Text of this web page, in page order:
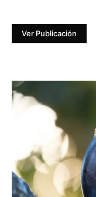
Ver Publicación